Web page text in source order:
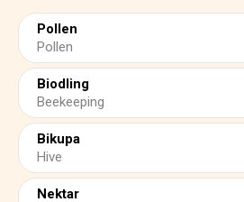
Pollen
Pollen
Biodling
Beekeeping
Bikupa
Hive
Nektar